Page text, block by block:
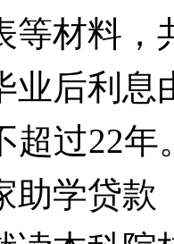
等材料
业后利息
超过22年
学贷款